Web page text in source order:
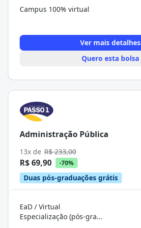
Campus 100% virtual
Ver mais detalhes
Quero esta bolsa
Administração Pública
13x de R$ 233,00
R$ 69,90 -70%
Duas pós-graduações grátis
EaD / Virtual
Especialização (pós-graduação)